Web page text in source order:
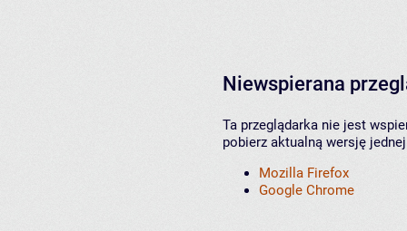
Niewspierana
Ta przeglądarka nie jest
pobierz aktualną wersję
Mozilla Firefox
Google Chrome